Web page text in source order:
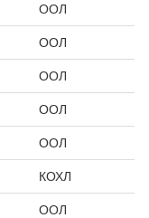
ООЛ
ООЛ
ООЛ
ООЛ
ООЛ
КОХЛ
ООЛ